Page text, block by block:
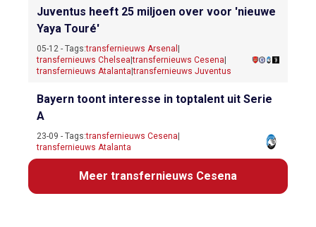
Juventus heeft 25 miljoen over voor 'nieuwe
Yaya Touré'
05-12 - Tags:transfernieuws Arsenal
transfernieuws Chelsea |transfernieuws Cesena
transfernieuws Atalanta |transfernieuws Juventus
Bayern toont interesse in toptalent uit Serie
A
23-09 - Tags:transfernieuws Cesena
transfernieuws Atalanta
Meer transfernieuws Cesena